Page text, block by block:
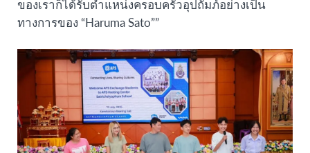
ของเราก็ได้รับตำแหน่งครอบครัวอุปถัมภ์อย่างเป็น
ทางการของ “Haruma Sato””